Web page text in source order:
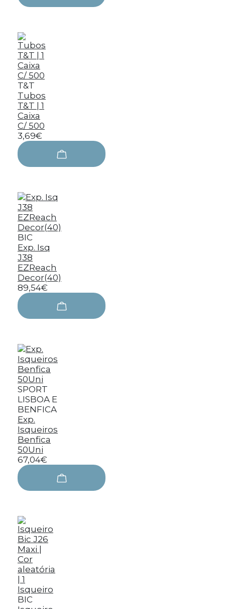
T&T
Tubos
T&T | 1
Caixa
C/ 500
3,69€
BIC
Exp. Isq
J38
EZReach
Decor(40)
89,54€
SPORT
LISBOA E
BENFICA
Exp.
Isqueiros
Benfica
50Uni
67,04€
BIC